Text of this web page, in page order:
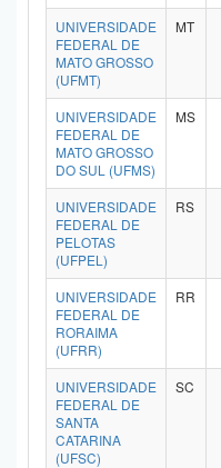
UNIVERSIDADE
FEDERAL DE
MATO GROSSO
(UFMT)
MT
UNIVERSIDADE
FEDERAL DE
MATO GROSSO
DO SUL (UFMS)
MS
UNIVERSIDADE
FEDERAL DE
PELOTAS
(UFPEL)
RS
UNIVERSIDADE
FEDERAL DE
RORAIMA
(UFRR)
RR
UNIVERSIDADE
FEDERAL DE
SANTA
CATARINA
(UFSC)
SC